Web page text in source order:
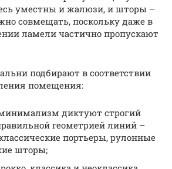
уместны и жалюзи, и шторы –
совмещать, поскольку даже в
ламели частично пропускают
подбирают в соответствии
помещения:
диктуют строгий
геометрией линий –
портьеры, рулонные
шторы;